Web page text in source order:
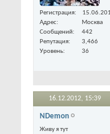
Регистрация
Адрес
Москва
Сообщений
442
Репутация
3,466
Уровень
36
16.12.2012, 15:39
NDemon
Живу я тут